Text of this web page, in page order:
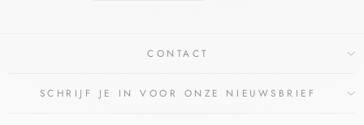
CONTACT
SCHRIJF JE IN VOOR ONZE NIEUWSBRIEF